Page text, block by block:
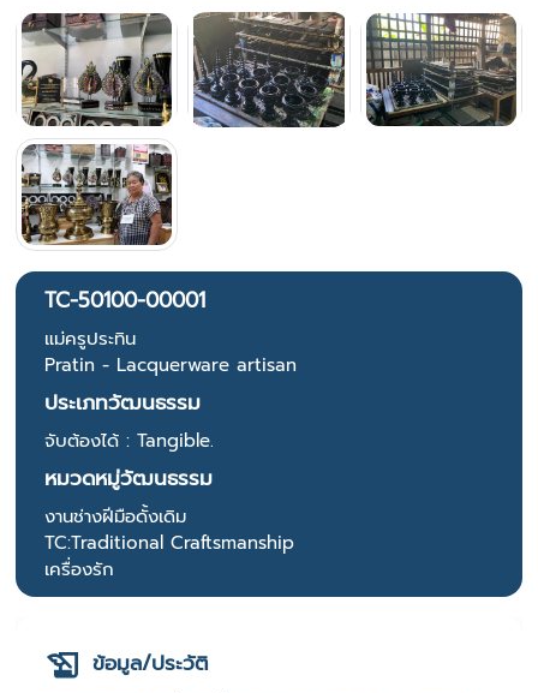
TC-50100-00001
แม่ครูประทิน
Pratin - Lacquerware artisan
ประเภทวัฒนธรรม
จับต้องได้ : Tangible.
หมวดหมู่วัฒนธรรม
งานช่างฝีมือดั้งเดิม
TC:Traditional Craftsmanship
เครื่องรัก
ข้อมูล/ประวัติ